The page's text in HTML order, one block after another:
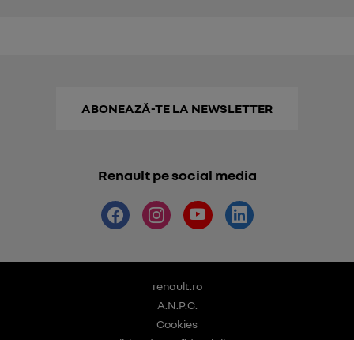
ABONEAZĂ-TE LA NEWSLETTER
Renault pe social media
renault.ro
A.N.P.C.
Cookies